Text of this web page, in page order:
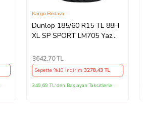
Dunlop 185/60 R15 TL 88H
XL SP SPORT LM705 Yaz
Kargo Bedava
3642,70 TL
Sepette %10 İndirim3278,43 TL
349,69 TL'den Başlayan Taksitlerle